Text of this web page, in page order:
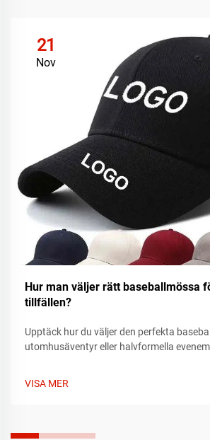
21
Nov
Hur man väljer rätt baseballmössa
tillfällen?
Upptäck hur du väljer den perfekta
utomhusäventyr eller halvformella
VISA MER